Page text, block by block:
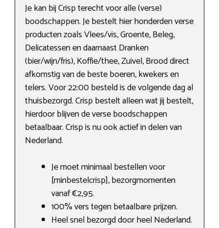
Je kan bij Crisp terecht voor alle (verse)
boodschappen. Je bestelt hier honderden verse
producten zoals Vlees/vis, Groente, Beleg,
Delicatessen en daarnaast Dranken
(bier/wijn/fris), Koffie/thee, Zuivel, Brood direct
afkomstig van de beste boeren, kwekers en
telers. Voor 22:00 besteld is de volgende dag al
thuisbezorgd. Crisp bestelt alleen wat jij bestelt,
hierdoor blijven de verse boodschappen
betaalbaar. Crisp is nu ook actief in delen van
Nederland.
Je moet minimaal bestellen voor
[minbestelcrisp], bezorgmomenten
vanaf €2,95.
100% vers tegen betaalbare prijzen.
Heel snel bezorgd door heel Nederland.